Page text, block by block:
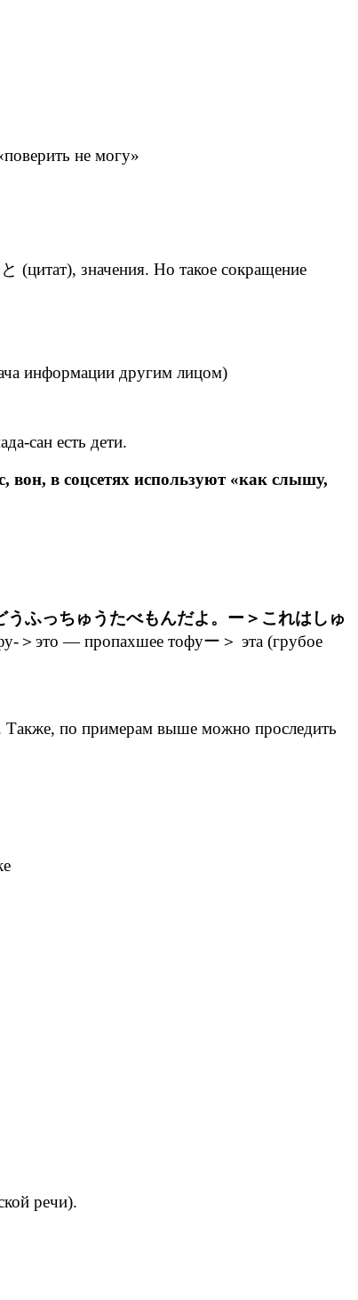
не могу»
(цитат), значения. Но такое сокращение
информации другим лицом)
сан есть дети.
в соцсетях используют «как слышу,
ふっちゅうたべもんだよ。ー＞これはしゅ
＞это — пропахшее тофуー＞ эта (грубое
Также, по примерам выше можно проследить
речи).